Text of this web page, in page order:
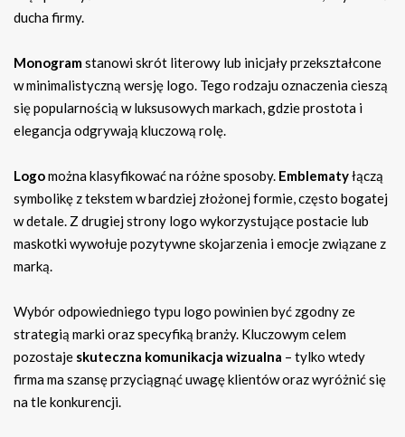
ducha firmy.
Monogramstanowi skrót literowy lub inicjały przekształcone
w minimalistyczną wersję logo. Tego rodzaju oznaczenia cieszą
się popularnością w luksusowych markach, gdzie prostota i
elegancja odgrywają kluczową rolę.
Logomożna klasyfikować na różne sposoby. Emblematyłączą
symbolikę z tekstem w bardziej złożonej formie, często bogatej
w detale. Z drugiej strony logo wykorzystujące postacie lub
maskotki wywołuje pozytywne skojarzenia i emocje związane z
marką.
Wybór odpowiedniego typu logo powinien być zgodny ze
strategią marki oraz specyfiką branży. Kluczowym celem
pozostaje skuteczna komunikacja wizualna – tylko wtedy
firma ma szansę przyciągnąć uwagę klientów oraz wyróżnić się
na tle konkurencji.